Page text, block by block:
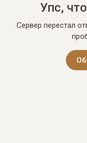
Упс,
Сервер перестал